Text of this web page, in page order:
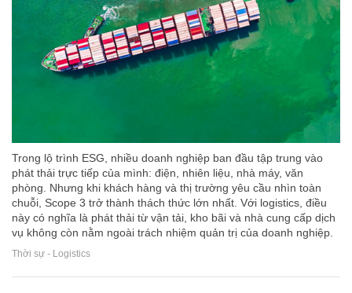
Trong lộ trình ESG, nhiều doanh nghiệp ban đầu tập trung vào
phát thải trực tiếp của mình: điện, nhiên liệu, nhà máy, văn
phòng. Nhưng khi khách hàng và thị trường yêu cầu nhìn toàn
chuỗi, Scope 3 trở thành thách thức lớn nhất. Với logistics, điều
này có nghĩa là phát thải từ vận tải, kho bãi và nhà cung cấp dịch
vụ không còn nằm ngoài trách nhiệm quản trị của doanh nghiệp.
Thời sự - Logistics